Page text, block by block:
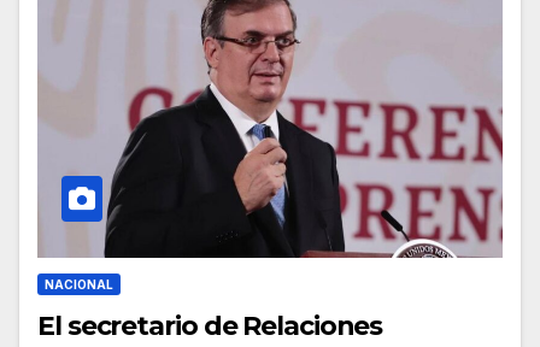
NACIONAL
El secretario de Relaciones